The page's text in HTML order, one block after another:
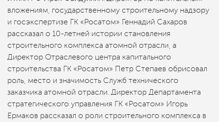
вложениям, государственному строительному надзору
и госэкспертизе ГК «Росатом» Геннадий Сахаров
рассказал о 10-летней истории становления
строительного комплекса атомной отрасли, а
Директор Отраслевого центра капитального
строительства ГК «Росатом» Петр Степаев обрисовал
роль, место и значимость Служб технического
заказчика атомной отрасли. Директор Департамента
стратегического управления ГК «Росатом» Игорь
Ермаков рассказал о роли строительного комплекса в